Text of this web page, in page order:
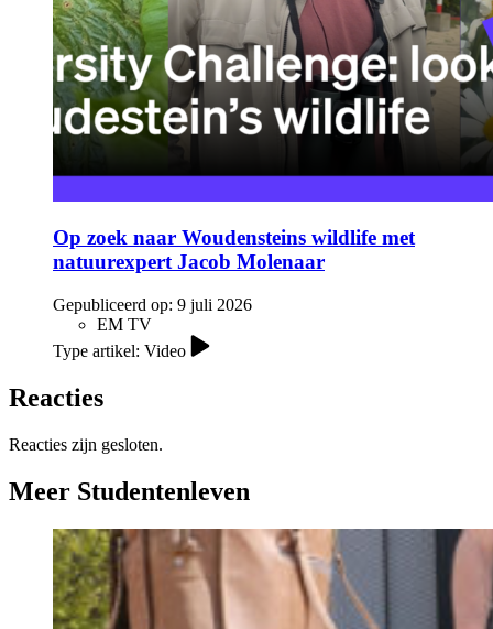
Op zoek naar Woudensteins wildlife met
natuurexpert Jacob Molenaar
Gepubliceerd op: 9 juli 2026
EM TV
Type artikel: Video
Reacties
Reacties zijn gesloten.
Meer Studentenleven